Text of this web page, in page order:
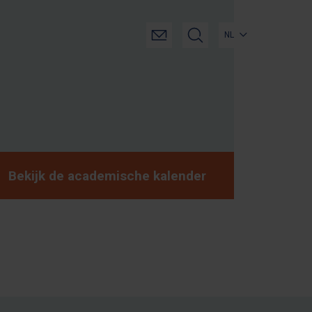
NL
Bekijk de academische kalender